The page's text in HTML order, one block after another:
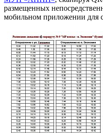
размещенных
мобильном приложении для